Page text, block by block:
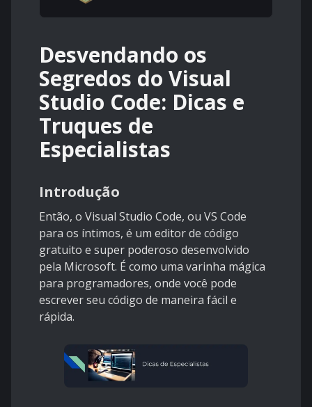
Desvendando os
Segredos do Visual
Studio Code: Dicas e
Truques de
Especialistas
Introdução
Então, o Visual Studio Code, ou VS Code
para os íntimos, é um editor de código
gratuito e super poderoso desenvolvido
pela Microsoft. É como uma varinha mágica
para programadores, onde você pode
escrever seu código de maneira fácil e
rápida.